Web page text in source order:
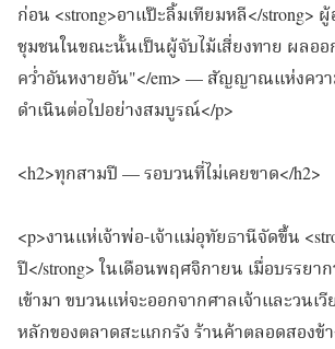
ก่อน <strong>อาแป๊ะลิ้มเทียมหลี</strong>
ชุมชนในขณะนั้นเป็นผู้จับไม้เสี่ยงทาย ผลออ
คว่ำอันหงายอัน"</em> — สัญญาณแห่งคว
ดำเนินต่อไปอย่างสมบูรณ์</p>
<h2>ทุกสามปี — รอบวนที่ไม่เคยขาด</h2>
<p>งานแห่เจ้าพ่อ-เจ้าแม่อุทัยธานีจัดขึ้น
ปี</strong> ในเดือนพฤศจิกายน เมื่อบรรยา
เข้ามา ขบวนแห่จะออกจากศาลเจ้าและวน
หลักของตลาดสะแกกรัง ร้านค้าตลอดสองข้